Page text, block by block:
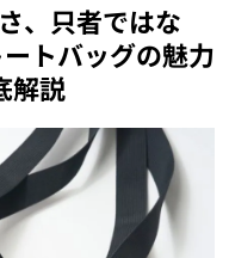
、只者ではな
トバッグの魅力
解説